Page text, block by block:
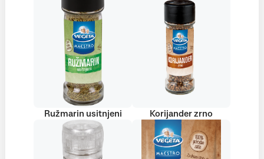
Ružmarin usitnjeni Korijander zrno